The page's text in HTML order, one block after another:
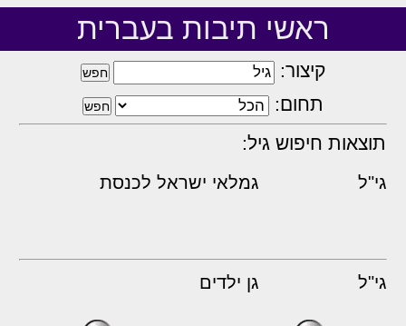
ראשי תיבות בעברית
קיצור:
תחום:
תוצאות חיפוש גיל:
גי"ל גמלאי ישראל לכנסת
גי"ל גן ילדים